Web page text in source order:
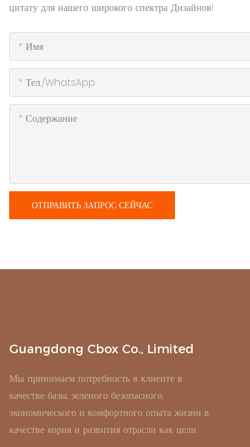
цитату для нашего широкого спектра Дизайнов!
Имя
Тел./WhatsApp
Содержание
ОТПРАВИТЬ ЗАПРОС СЕЙЧАС
Guangdong Cbox Co., Limited
Мы принимаем потребность в клиенте в
качестве базы, зеленого безопасного,
экономического и комфортного опыта жизни в
качестве корня и развития отрасли как цели.